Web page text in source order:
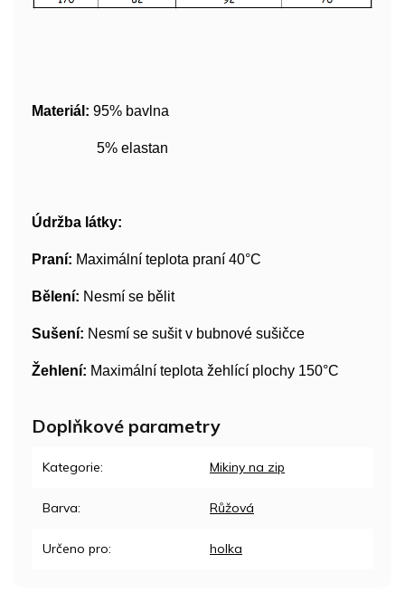
Materiál: 95% bavlna
5% elastan
Údržba látky:
Praní: Maximální teplota praní 40°C
Bělení: Nesmí se bělit
Sušení: Nesmí se sušit v bubnové sušičce
Žehlení: Maximální teplota žehlící plochy 150°C
Doplňkové parametry
Kategorie: Mikiny na zip
Barva: Růžová
Určeno pro: holka